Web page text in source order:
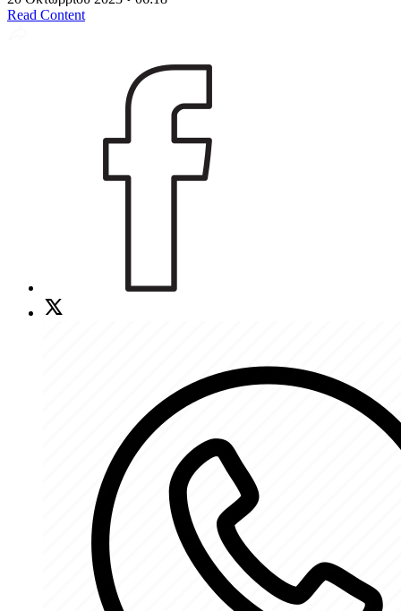
Read Content